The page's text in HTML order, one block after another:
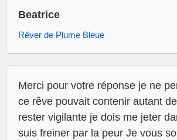
Beatrice
Rêver de Plume Bleue
Merci pour votre réponse je ne
ce rêve pouvait contenir autant
rester vigilante je dois me jeter
suis freiner par la peur Je vous